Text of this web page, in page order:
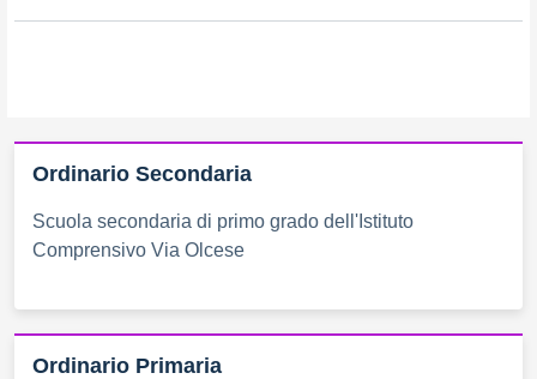
Ordinario Secondaria
Scuola secondaria di primo grado dell'Istituto
Comprensivo Via Olcese
Ordinario Primaria